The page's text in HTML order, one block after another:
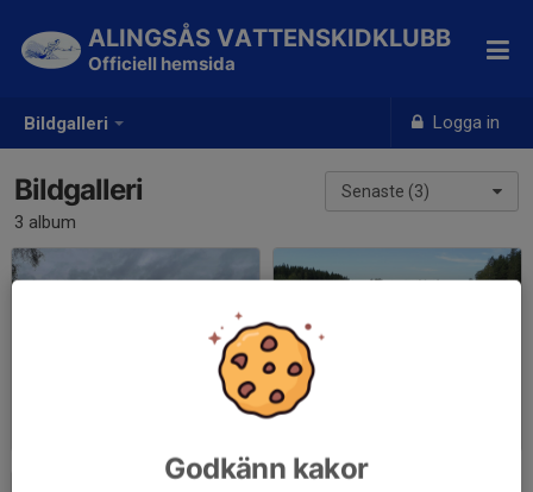
Bildgalleri Logga in
ALINGSÅS VATTENSKIDKLUBB
Officiell hemsida
Senaste (3)
Bildgalleri
3 album
Anläggningen
Godkänn kakor